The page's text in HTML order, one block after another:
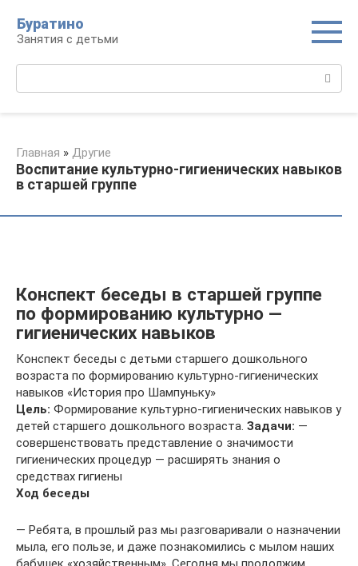
контенту
Буратино
Занятия с детьми
Главная » Другие
Воспитание культурно-гигиенических навыков
в старшей группе
Конспект беседы в старшей группе
по формированию культурно —
гигиенических навыков
Конспект беседы с детьми старшего дошкольного
возраста по формированию культурно-гигиенических
навыков «История про Шампуньку»
Цель: Формирование культурно-гигиенических навыков у
детей старшего дошкольного возраста. Задачи: —
совершенствовать представление о значимости
гигиенических процедур — расширять знания о
средствах гигиены
Ход беседы
— Ребята, в прошлый раз мы разговаривали о назначении
мыла, его пользе, и даже познакомились с мылом наших